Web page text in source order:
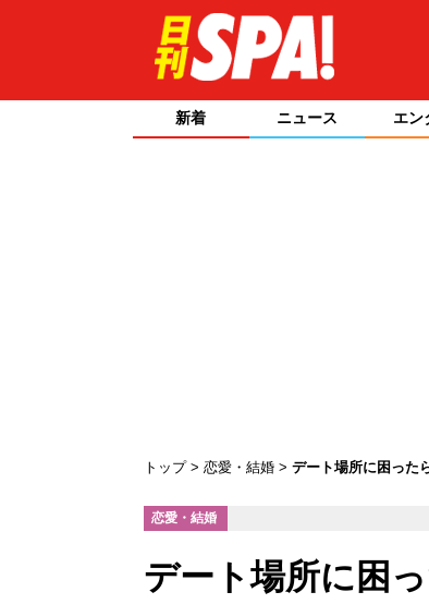
新着 ニュース エン
トップ 恋愛・結婚
デート場所に困った
恋愛・結婚
デート場所に困